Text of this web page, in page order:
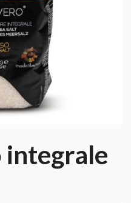
integrale